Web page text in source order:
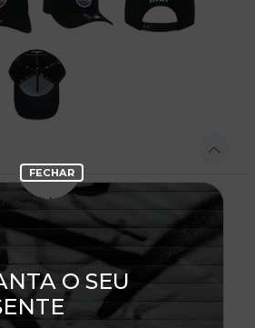
tecido macio, recebe a
Era® na lateral esquerda.
esse cap possui aba
o rosto dos raios solares,
e fechamento strapback. O
conta da tecnologia